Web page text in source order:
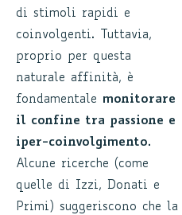
di stimoli rapidi e
coinvolgenti. Tuttavia,
proprio per questa
naturale affinità, è
fondamentale monitorare
il confine tra passione e
iper-coinvolgimento.
Alcune ricerche (come
quelle di Izzi, Donati e
Primi) suggeriscono che la